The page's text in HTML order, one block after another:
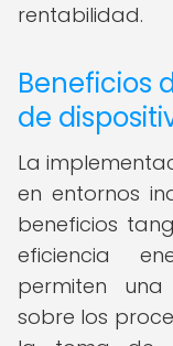
rentabilidad.
Beneficios
de
La
en entornos
beneficios
eficiencia
permiten
sobre los